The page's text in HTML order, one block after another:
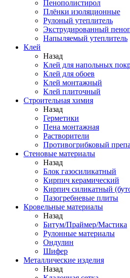
Пенополистирол
Плёнки изоляционные
Рулоный утеплитель
Экструдированный
Напыляемый утеплитель
Клей
Назад
Клей для напольных
Клей для обоев
Клей монтажный
Клей плиточный
Строительная химия
Назад
Герметики
Пена монтажная
Растворители
Противогрибковый
Стеновые материалы
Назад
Блок газосиликатный
Кирпич керамический
Кирпич силикатный
Пазогребневые плиты
Кровельные материалы
Назад
Битум/Праймер/Мастика
Рулонные материалы
Ондулин
Шифер
Металлические изделия
Назад